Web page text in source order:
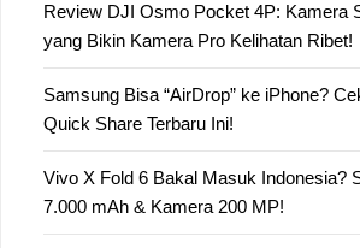
Review DJI Osmo Pocket 4P: Kamera
yang Bikin Kamera Pro Kelihatan Ribet!
Samsung Bisa “AirDrop” ke iPhone?
Quick Share Terbaru Ini!
Vivo X Fold 6 Bakal Masuk Indonesia?
7.000 mAh & Kamera 200 MP!